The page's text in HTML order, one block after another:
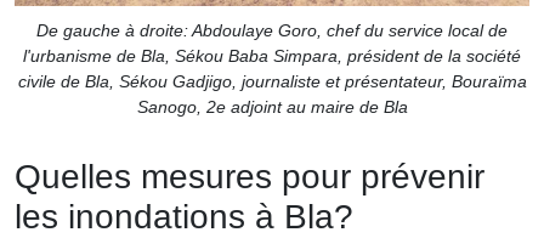
De gauche à droite: Abdoulaye Goro, chef du service local de
l'urbanisme de Bla, Sékou Baba Simpara, président de la société
civile de Bla, Sékou Gadjigo, journaliste et présentateur, Bouraïma
Sanogo, 2e adjoint au maire de Bla
Quelles mesures pour prévenir
les inondations à Bla?